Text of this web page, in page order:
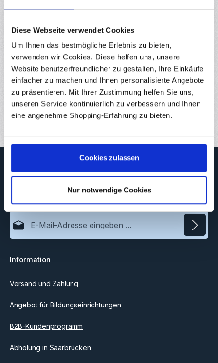
Diese Webseite verwendet Cookies
Um Ihnen das bestmögliche Erlebnis zu bieten,
verwenden wir Cookies. Diese helfen uns, unsere
Website benutzerfreundlicher zu gestalten, Ihre Einkäufe
einfacher zu machen und Ihnen personalisierte Angebote
zu präsentieren. Mit Ihrer Zustimmung helfen Sie uns,
unseren Service kontinuierlich zu verbessern und Ihnen
eine angenehme Shopping-Erfahrung zu bieten.
Cookies zulassen
Nur notwendige Cookies
Standard auch die neuste LoRa Modulation Technologie zur
Übertragung…Mehr
Eigenschaften
Downloads
Bewertungen
Abonnieren Sie jetzt unseren regelmäßig erscheinenden
Newsletter, um rechtzeitig über neue Produkte und Angebote
E-Mail-Adresse*
Ich habe dieDatenschutzbestimmungen
einverstanden.
Information
Versand und Zahlung
Angebot für Bildungseinrichtungen
B2B-Kundenprogramm
Abholung in Saarbrücken